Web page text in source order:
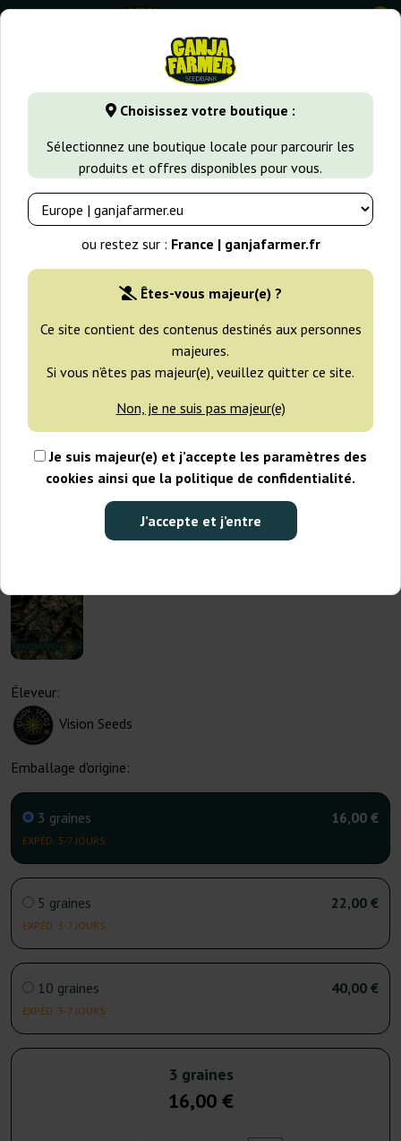
Choisissez votre boutique :
Sélectionnez une boutique locale pour parcourir les
produits et offres disponibles pour vous.
ou restez sur : France | ganjafarmer.fr
Êtes-vous majeur(e) ?
Ce site contient des contenus destinés aux personnes
majeures.
Si vous n’êtes pas majeur(e), veuillez quitter ce site.
Non, je ne suis pas majeur(e)
Je suis majeur(e) et j’accepte les paramètres des
cookies ainsi que la politique de confidentialité.
J’accepte et j’entre
0
GanjaFarmer.fr Types de Graines Graines de Cannabis
Éleveur:
Vision Seeds
Emballage d'origine:
3 graines
EXPÉD. 3-7 JOURS
16,00 €
5 graines
EXPÉD. 3-7 JOURS
22,00 €
10 graines
EXPÉD. 3-7 JOURS
40,00 €
3 graines
16,00 €